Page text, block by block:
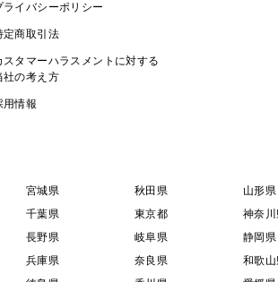
ライバシーポリシー
定商取引法
スタマーハラスメントに対する
社の考え方
用情報
宮城県 秋田県 山形県
千葉県 東京都 神奈川
長野県 岐阜県 静岡県
兵庫県 奈良県 和歌山